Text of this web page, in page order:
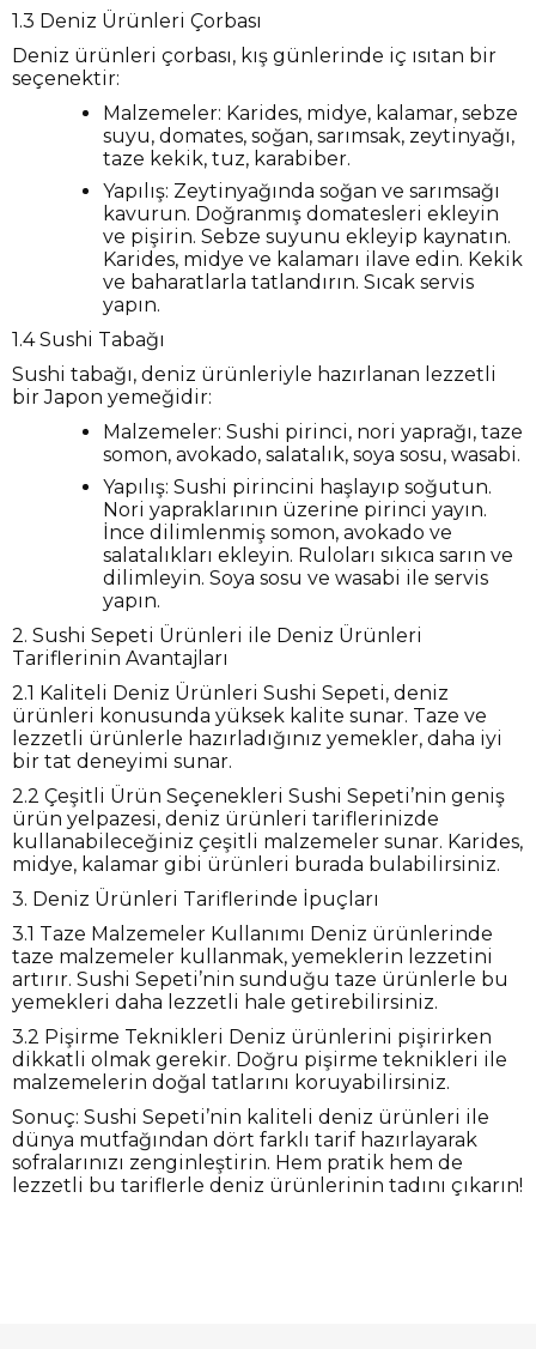
1.3 Deniz Ürünleri Çorbası
Deniz ürünleri çorbası, kış günlerinde iç ısıtan bir
seçenektir:
Malzemeler: Karides, midye, kalamar, sebze
suyu, domates, soğan, sarımsak, zeytinyağı,
taze kekik, tuz, karabiber.
Yapılış: Zeytinyağında soğan ve sarımsağı
kavurun. Doğranmış domatesleri ekleyin
ve pişirin. Sebze suyunu ekleyip kaynatın.
Karides, midye ve kalamarı ilave edin. Kekik
ve baharatlarla tatlandırın. Sıcak servis
yapın.
1.4 Sushi Tabağı
Sushi tabağı, deniz ürünleriyle hazırlanan lezzetli
bir Japon yemeğidir:
Malzemeler: Sushi pirinci, nori yaprağı, taze
somon, avokado, salatalık, soya sosu, wasabi.
Yapılış: Sushi pirincini haşlayıp soğutun.
Nori yapraklarının üzerine pirinci yayın.
İnce dilimlenmiş somon, avokado ve
salatalıkları ekleyin. Ruloları sıkıca sarın ve
dilimleyin. Soya sosu ve wasabi ile servis
yapın.
2. Sushi Sepeti Ürünleri ile Deniz Ürünleri
Tariflerinin Avantajları
2.1 Kaliteli Deniz Ürünleri Sushi Sepeti, deniz
ürünleri konusunda yüksek kalite sunar. Taze ve
lezzetli ürünlerle hazırladığınız yemekler, daha iyi
bir tat deneyimi sunar.
2.2 Çeşitli Ürün Seçenekleri Sushi Sepeti’nin geniş
ürün yelpazesi, deniz ürünleri tariflerinizde
kullanabileceğiniz çeşitli malzemeler sunar. Karides,
midye, kalamar gibi ürünleri burada bulabilirsiniz.
3. Deniz Ürünleri Tariflerinde İpuçları
3.1 Taze Malzemeler Kullanımı Deniz ürünlerinde
taze malzemeler kullanmak, yemeklerin lezzetini
artırır. Sushi Sepeti’nin sunduğu taze ürünlerle bu
yemekleri daha lezzetli hale getirebilirsiniz.
3.2 Pişirme Teknikleri Deniz ürünlerini pişirirken
dikkatli olmak gerekir. Doğru pişirme teknikleri ile
malzemelerin doğal tatlarını koruyabilirsiniz.
Sonuç: Sushi Sepeti’nin kaliteli deniz ürünleri ile
dünya mutfağından dört farklı tarif hazırlayarak
sofralarınızı zenginleştirin. Hem pratik hem de
lezzetli bu tariflerle deniz ürünlerinin tadını çıkarın!